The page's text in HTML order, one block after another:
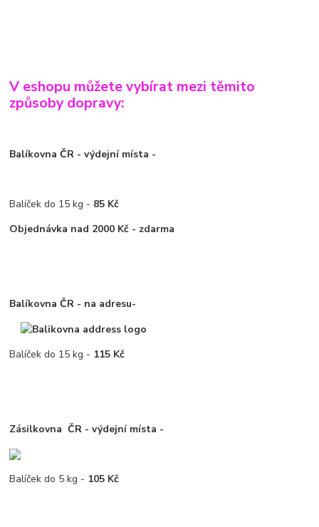
V eshopu můžete vybírat mezi těmito
způsoby dopravy:
BalíkovnaČR - výdejní místa -
Balíček do 15 kg - 85 Kč
Objednávka nad 2000 Kč - zdarma
Balíkovna ČR - na adresu-
Balíček do 15 kg - 115 Kč
Zásilkovna ČR - výdejní místa -
Balíček do 5 kg - 105 Kč